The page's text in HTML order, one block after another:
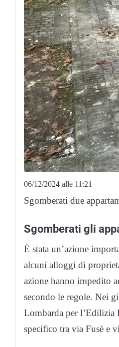
06/12/2024 alle 11:21
Sgomberati due
Sgomberati gli
È stata un’azione
alcuni alloggi di
azione hanno impedito
secondo le regole. Nei
Lombarda per l’Edilizia
specifico tra via Fusè e